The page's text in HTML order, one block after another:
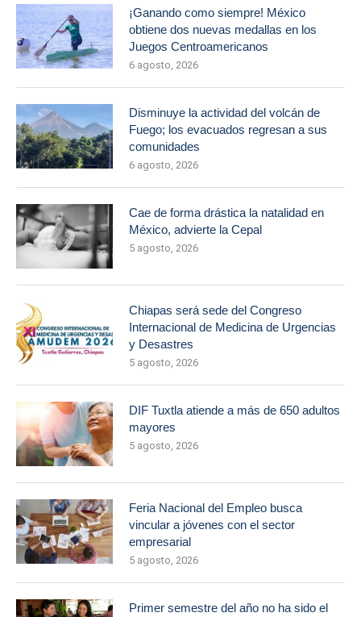
¡Ganando como siempre! México
obtiene dos nuevas medallas en los
Juegos Centroamericanos
6 agosto, 2026
Disminuye la actividad del volcán de
Fuego; los evacuados regresan a sus
comunidades
6 agosto, 2026
Cae de forma drástica la natalidad en
México, advierte la Cepal
5 agosto, 2026
Chiapas será sede del Congreso
Internacional de Medicina de Urgencias
y Desastres
5 agosto, 2026
DIF Tuxtla atiende a más de 650 adultos
mayores
5 agosto, 2026
Feria Nacional del Empleo busca
vincular a jóvenes con el sector
empresarial
5 agosto, 2026
Primer semestre del año no ha sido el